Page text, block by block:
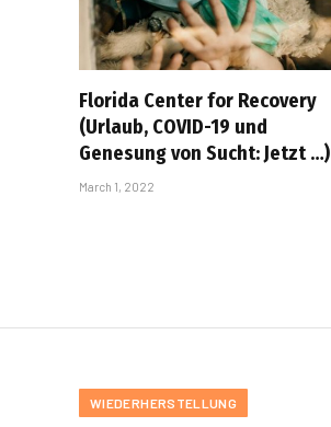
Florida Center for Recovery
(Urlaub, COVID-19 und
Genesung von Sucht: Jetzt …)
March 1, 2022
WIEDERHERSTELLUNG